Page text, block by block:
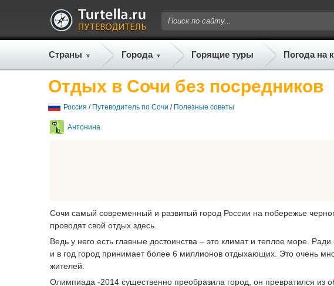
Страны Города Горящие туры Погода на
Отдых в Сочи без посредников
Россия / Путеводитель по Сочи / Полезные советы
Антонина
Сочи самый современный и развитый город России на побережье
проводят свой отдых здесь.
Ведь у него есть главные достоинства – это климат и теплое море.
и в год город принимает более 6 миллионов отдыхающих. Это очень
жителей.
Олимпиада -2014 существенно преобразила город, он превратился из